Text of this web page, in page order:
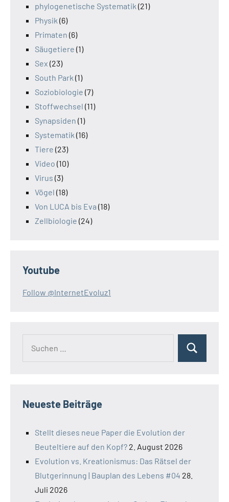
phylogenetische Systematik (21)
Physik (6)
Primaten (6)
Säugetiere (1)
Sex (23)
South Park (1)
Soziobiologie (7)
Stoffwechsel (11)
Synapsiden (1)
Systematik (16)
Tiere (23)
Video (10)
Virus (3)
Vögel (18)
Von LUCA bis Eva (18)
Zellbiologie (24)
Youtube
Follow @InternetEvoluz1
Suchen
Neueste Beiträge
Stellt dieses neue Paper die Evolution der
Beuteltiere auf den Kopf? 2. August 2026
Evolution vs. Kreationismus: Das Rätsel der
Blutgerinnung | Bauplan des Lebens #04 28.
Juli 2026